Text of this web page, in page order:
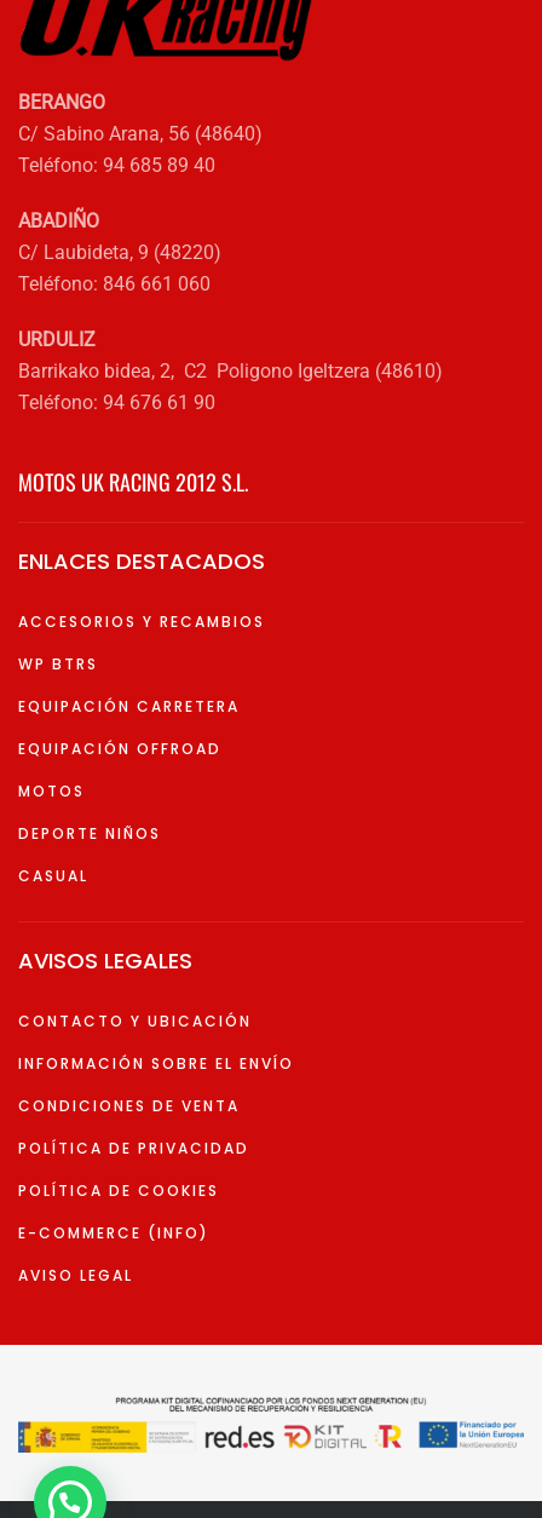
BERANGO
C/ Sabino Arana, 56 (48640)
Teléfono: 94 685 89 40
ABADIÑO
C/ Laubideta, 9 (48220)
Teléfono: 846 661 060
URDULIZ
Barrikako bidea, 2, C2 Poligono Igeltzera (48610)
Teléfono: 94 676 61 90
MOTOS UK RACING 2012 S.L.
ENLACES DESTACADOS
ACCESORIOS Y RECAMBIOS
WP BTRS
EQUIPACIÓN CARRETERA
EQUIPACIÓN OFFROAD
MOTOS
DEPORTE NIÑOS
CASUAL
AVISOS LEGALES
CONTACTO Y UBICACIÓN
INFORMACIÓN SOBRE EL ENVÍO
CONDICIONES DE VENTA
POLÍTICA DE PRIVACIDAD
POLÍTICA DE COOKIES
E-COMMERCE (INFO)
AVISO LEGAL